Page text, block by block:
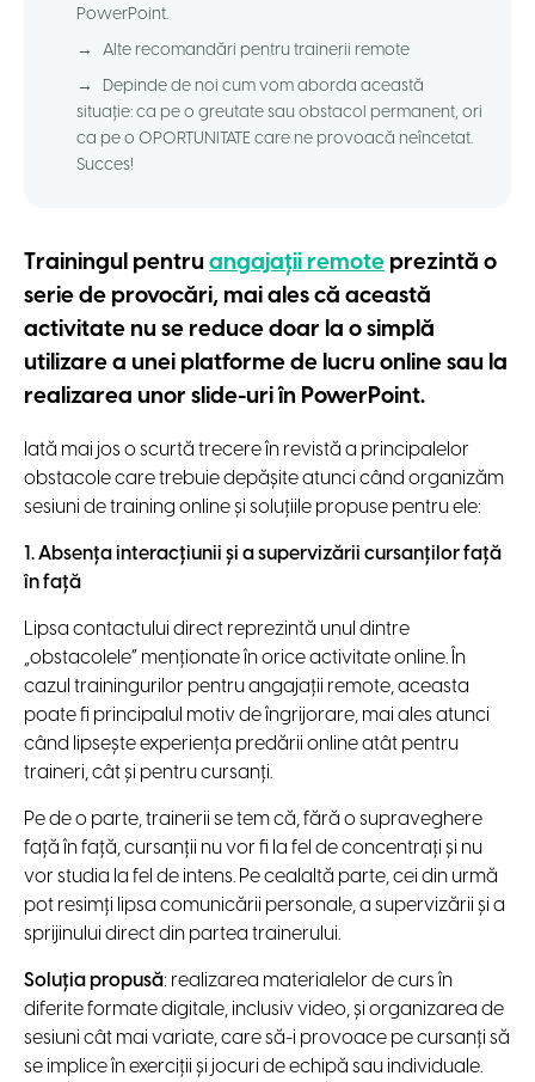
PowerPoint.
→
Alte recomandări pentru trainerii remote
→
Depinde de noi cum vom aborda această
situație: ca pe o greutate sau obstacol permanent, ori
ca pe o OPORTUNITATE care ne provoacă neîncetat.
Succes!
Trainingul pentru angajații remote prezintă o
serie de provocări, mai ales că această
activitate nu se reduce doar la o simplă
utilizare a unei platforme de lucru online sau la
realizarea unor slide-uri în PowerPoint.
Iată mai jos o scurtă trecere în revistă a principalelor
obstacole care trebuie depășite atunci când organizăm
sesiuni de training online și soluțiile propuse pentru ele:
1. Absența interacțiunii și a supervizării cursanților față
în față
Lipsa contactului direct reprezintă unul dintre
„obstacolele” menționate în orice activitate online. În
cazul trainingurilor pentru angajații remote, aceasta
poate fi principalul motiv de îngrijorare, mai ales atunci
când lipsește experiența predării online atât pentru
traineri, cât și pentru cursanți.
Pe de o parte, trainerii se tem că, fără o supraveghere
față în față, cursanții nu vor fi la fel de concentrați și nu
vor studia la fel de intens. Pe cealaltă parte, cei din urmă
pot resimți lipsa comunicării personale, a supervizării și a
sprijinului direct din partea trainerului.
Soluția propusă: realizarea materialelor de curs în
diferite formate digitale, inclusiv video, și organizarea de
sesiuni cât mai variate, care să-i provoace pe cursanți să
se implice în exerciții și jocuri de echipă sau individuale.